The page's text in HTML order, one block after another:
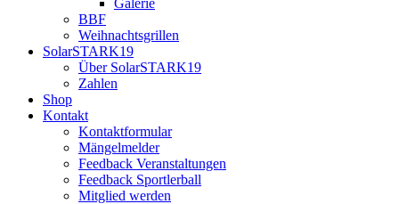
Galerie
BBF
Weihnachtsgrillen
SolarSTARK19
Über SolarSTARK19
Zahlen
Shop
Kontakt
Kontaktformular
Mängelmelder
Feedback Veranstaltungen
Feedback Sportlerball
Mitglied werden